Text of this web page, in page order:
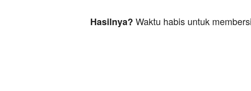
Hasilnya? Waktu habis untuk